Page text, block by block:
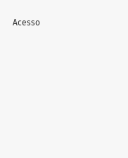
Acesso